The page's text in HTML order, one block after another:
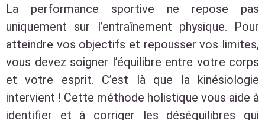
La performance sportive ne repose pas
uniquement sur l’entraînement physique. Pour
atteindre vos objectifs et repousser vos limites,
vous devez soigner l’équilibre entre votre corps
et votre esprit. C’est là que la kinésiologie
intervient ! Cette méthode holistique vous aide à
identifier et à corriger les déséquilibres qui